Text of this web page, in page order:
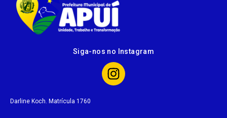
Siga-nos no Instagram
Darline Koch. Matrícula 1760